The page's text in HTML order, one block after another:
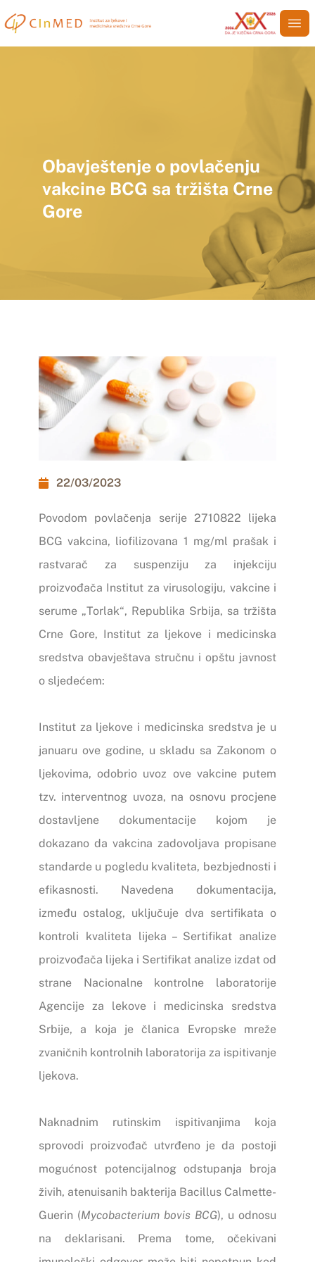
Obavještenje o povlačenju
vakcine BCG sa tržišta Crne
Gore
22/03/2023
Povodom povlačenja serije 2710822 lijeka
BCG vakcina, liofilizovana 1 mg/ml prašak i
rastvarač za suspenziju za injekciju
proizvođača Institut za virusologiju, vakcine i
serume „Torlak“, Republika Srbija, sa tržišta
Crne Gore, Institut za ljekove i medicinska
sredstva obavještava stručnu i opštu javnost
o sljedećem:
Institut za ljekove i medicinska sredstva je u
januaru ove godine, u skladu sa Zakonom o
ljekovima, odobrio uvoz ove vakcine putem
tzv. interventnog uvoza, na osnovu procjene
dostavljene dokumentacije kojom je
dokazano da vakcina zadovoljava propisane
standarde u pogledu kvaliteta, bezbjednosti i
efikasnosti. Navedena dokumentacija,
između ostalog, uključuje dva sertifikata o
kontroli kvaliteta lijeka – Sertifikat analize
proizvođača lijeka i Sertifikat analize izdat od
strane Nacionalne kontrolne laboratorije
Agencije za lekove i medicinska sredstva
Srbije, a koja je članica Evropske mreže
zvaničnih kontrolnih laboratorija za ispitivanje
ljekova.
Naknadnim rutinskim ispitivanjima koja
sprovodi proizvođač utvrđeno je da postoji
mogućnost potencijalnog odstupanja broja
živih, atenuisanih bakterija Bacillus Calmette-
Guerin (Mycobacterium bovis BCG), u odnosu
na deklarisani. Prema tome, očekivani